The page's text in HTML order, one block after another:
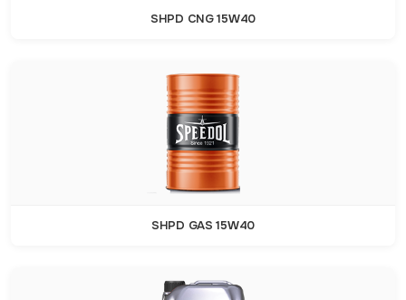
SHPD CNG 15W40
SHPD GAS 15W40